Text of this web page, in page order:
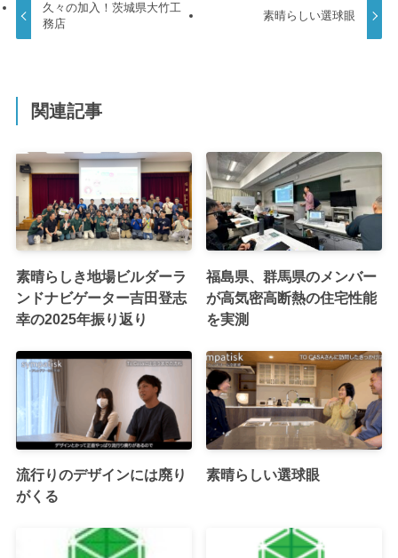
久々の加入！茨城県大竹工
務店
素晴らしい選球眼
関連記事
素晴らしき地場ビルダーラ
ンドナビゲーター吉田登志
幸の2025年振り返り
福島県、群馬県のメンバー
が高気密高断熱の住宅性能
を実測
流行りのデザインには廃り
がくる
素晴らしい選球眼